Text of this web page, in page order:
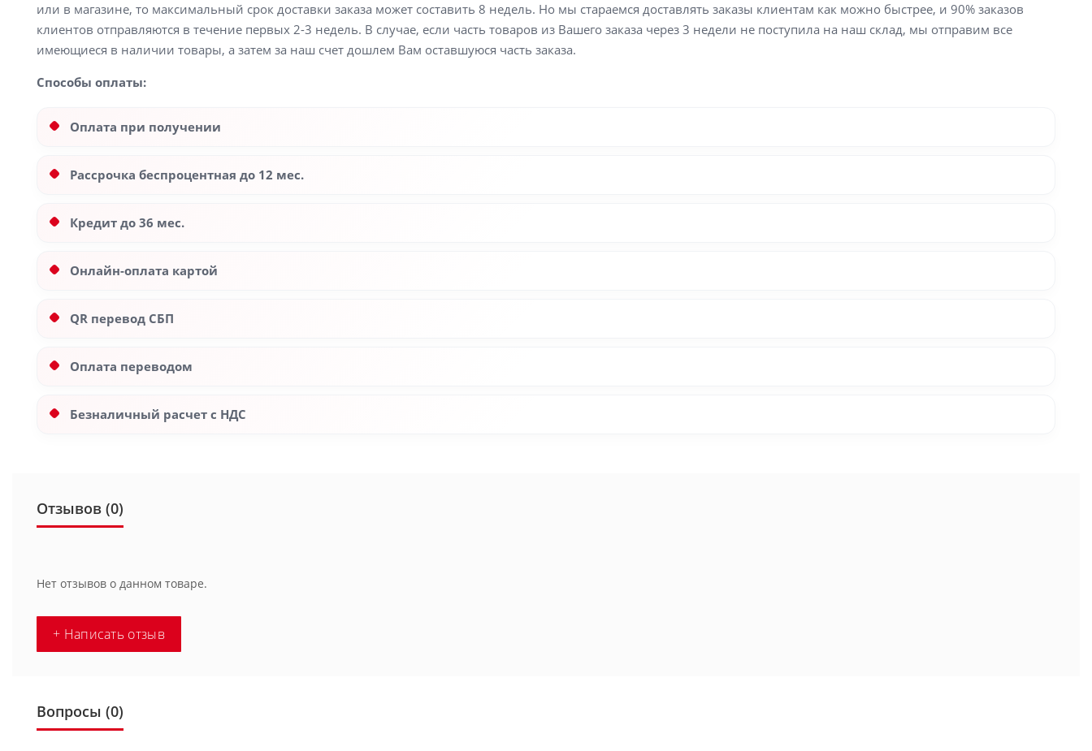
или в магазине, то максимальный срок доставки заказа может составить 8 недель. Но мы стараемся доставлять заказы клиентам как можно быстрее, и 90% заказов
клиентов отправляются в течение первых 2-3 недель. В случае, если часть товаров из Вашего заказа через 3 недели не поступила на наш склад, мы отправим все
имеющиеся в наличии товары, а затем за наш счет дошлем Вам оставшуюся часть заказа.
Способы оплаты:
Оплата при получении
Рассрочка беспроцентная до 12 мес.
Кредит до 36 мес.
Онлайн-оплата картой
QR перевод СБП
Оплата переводом
Безналичный расчет с НДС
Отзывов (0)
Нет отзывов о данном товаре.
+ Написать отзыв
Вопросы (0)